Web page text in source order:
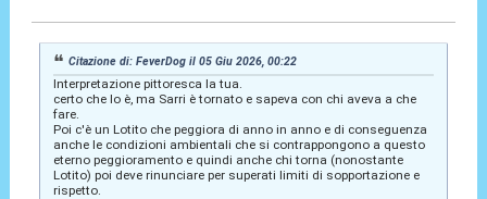
Citazione di: FeverDog il 05 Giu 2026, 00:22
Interpretazione pittoresca la tua.
certo che lo è, ma Sarri è tornato e sapeva con chi aveva a che
fare.
Poi c'è un Lotito che peggiora di anno in anno e di conseguenza
anche le condizioni ambientali che si contrappongono a questo
eterno peggioramento e quindi anche chi torna (nonostante
Lotito) poi deve rinunciare per superati limiti di sopportazione e
rispetto.